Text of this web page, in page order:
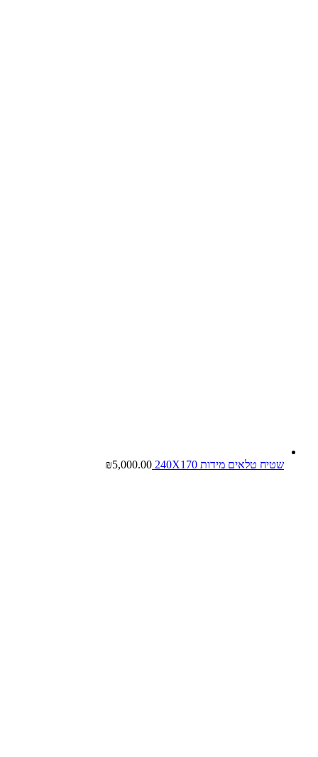
שטיח טלאים מידות 240X170 ₪5,000.00